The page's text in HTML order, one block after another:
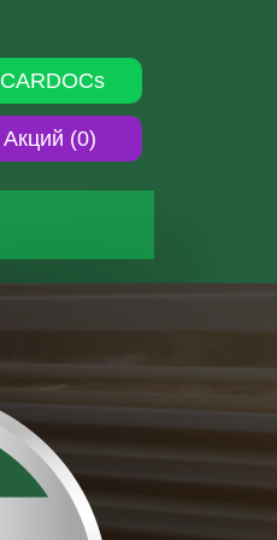
CARDOCs
Акций (0)